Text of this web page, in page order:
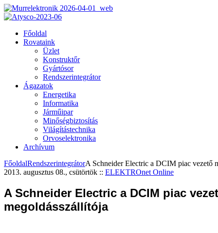
Főoldal
Rovataink
Üzlet
Konstruktőr
Gyártósor
Rendszerintegrátor
Ágazatok
Energetika
Informatika
Járműipar
Minőségbiztosítás
Világítástechnika
Orvoselektronika
Archívum
FőoldalRendszerintegrátorA Schneider Electric a DCIM piac vezető
2013. augusztus 08., csütörtök :: ELEKTROnet Online
A Schneider Electric a DCIM piac
megoldásszállítója